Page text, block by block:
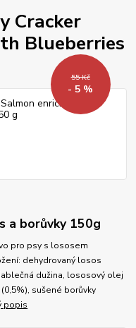
Cracker
Blueberries
55 Kč
- 5 %
a borůvky 150g
pro psy s lososem
dehydrovaný losos
dužina, lososový olej
sušené borůvky
popis